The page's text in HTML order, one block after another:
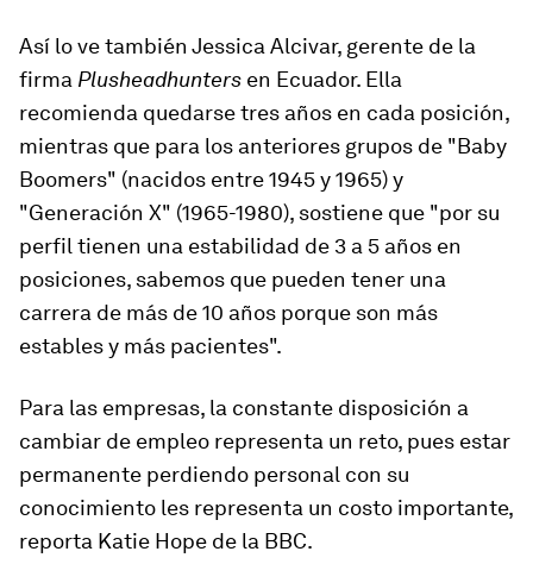
Así lo ve también Jessica Alcivar, gerente de la
firma Plusheadhunters en Ecuador. Ella
recomienda quedarse tres años en cada posición,
mientras que para los anteriores grupos de "Baby
Boomers" (nacidos entre 1945 y 1965) y
"Generación X" (1965-1980), sostiene que "por su
perfil tienen una estabilidad de 3 a 5 años en
posiciones, sabemos que pueden tener una
carrera de más de 10 años porque son más
estables y más pacientes".
Para las empresas, la constante disposición a
cambiar de empleo representa un reto, pues estar
permanente perdiendo personal con su
conocimiento les representa un costo importante,
reporta Katie Hope de la BBC.